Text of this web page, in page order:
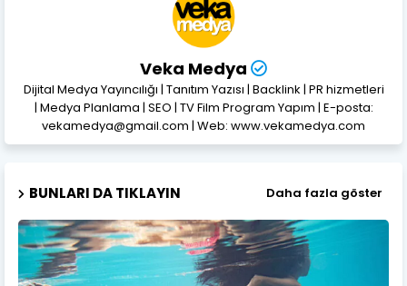
Veka Medya
Dijital Medya Yayıncılığı | Tanıtım Yazısı | Backlink | PR hizmetleri
| Medya Planlama | SEO | TV Film Program Yapım | E-posta:
vekamedya@gmail.com | Web: www.vekamedya.com
BUNLARI DA TIKLAYIN Daha fazla göster